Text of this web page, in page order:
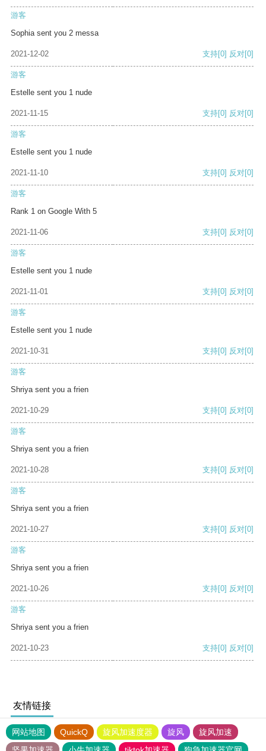
游客
Sophia sent you 2 messa
2021-12-02 支持[0] 反对[0]
游客
Estelle sent you 1 nude
2021-11-15 支持[0] 反对[0]
游客
Estelle sent you 1 nude
2021-11-10 支持[0] 反对[0]
游客
Rank 1 on Google With 5
2021-11-06 支持[0] 反对[0]
游客
Estelle sent you 1 nude
2021-11-01 支持[0] 反对[0]
游客
Estelle sent you 1 nude
2021-10-31 支持[0] 反对[0]
游客
Shriya sent you a frien
2021-10-29 支持[0] 反对[0]
游客
Shriya sent you a frien
2021-10-28 支持[0] 反对[0]
游客
Shriya sent you a frien
2021-10-27 支持[0] 反对[0]
游客
Shriya sent you a frien
2021-10-26 支持[0] 反对[0]
游客
Shriya sent you a frien
2021-10-23 支持[0] 反对[0]
友情链接
网站地图 QuickQ 旋风加速度器 旋风
旋风加速